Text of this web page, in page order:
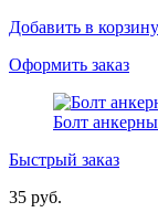
Добавить в корзину
Оформить заказ
Болт
Быстрый заказ
35 руб.